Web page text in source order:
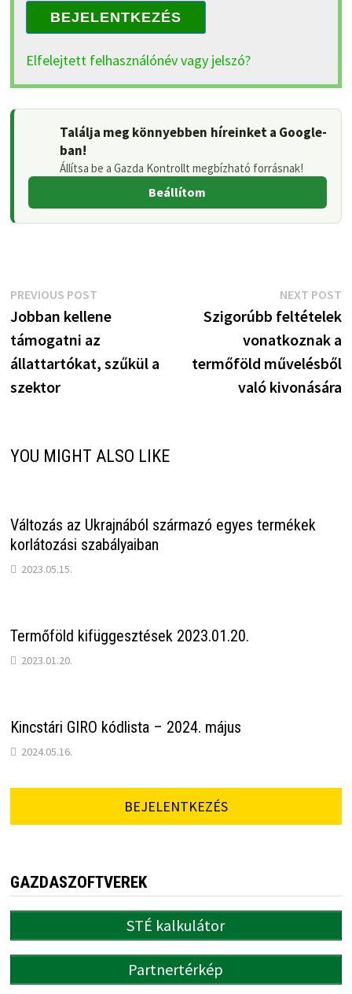
BEJELENTKEZÉS
Elfelejtett felhasználónév vagy jelszó?
Találja meg könnyebben híreinket a Google-
ban!
Állítsa be a Gazda Kontrollt megbízható forrásnak!
Beállítom
Bejegyzés
navigáció
PREVIOUS POSTPrevious
post:
Jobban kellene
támogatni az
állattartókat, szűkül a
szektor
NEXT POST
Szigorúbb feltételek
vonatkoznak a
termőföld művelésből
való kivonására
YOU MIGHT ALSO LIKE
Változás az Ukrajnából származó egyes termékek
korlátozási szabályaiban
2023.05.15.
Termőföld kifüggesztések 2023.01.20.
2023.01.20.
Kincstári GIRO kódlista – 2024. május
2024.05.16.
BEJELENTKEZÉS
GAZDASZOFTVEREK
STÉ kalkulátor
Partnertérkép